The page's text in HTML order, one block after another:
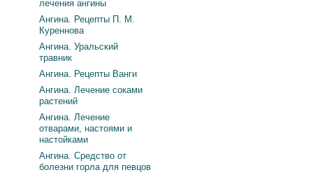
лечения ангины
Ангина. Рецепты П. М.
Куреннова
Ангина. Уральский
травник
Ангина. Рецепты Ванги
Ангина. Лечение соками
растений
Ангина. Лечение
отварами, настоями и
настойками
Ангина. Средство от
болезни горла для певцов